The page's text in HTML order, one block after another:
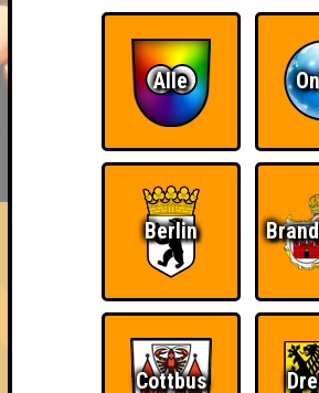
HIGHSCORE
FAQ ÜBER
Seitenquiz Dresden #8
"Skandal um Rosis" · 13.07.2016 · Rosis
Angemeldete Teams
Alle
Berlin
Cottbus